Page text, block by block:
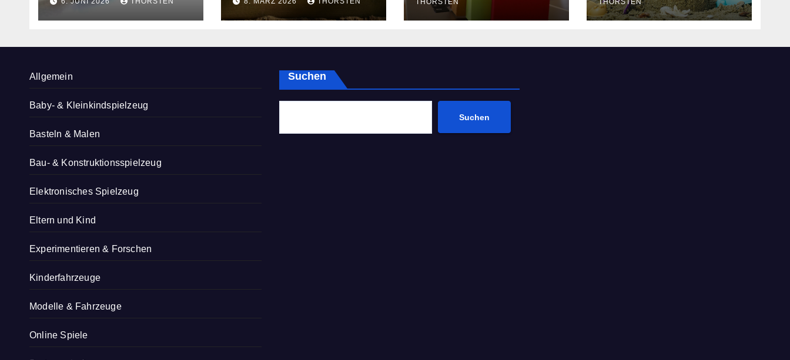
Produkts
THORSTEN THORSTEN
Allgemein
Baby- & Kleinkindspielzeug
Basteln & Malen
Bau- & Konstruktionsspielzeug
Elektronisches Spielzeug
Eltern und Kind
Experimentieren & Forschen
Kinderfahrzeuge
Modelle & Fahrzeuge
Online Spiele
Suchen
Suchen